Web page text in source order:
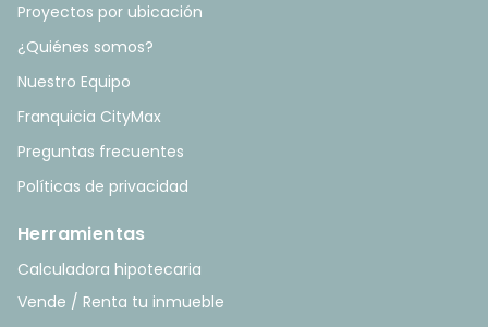
Proyectos por ubicación
¿Quiénes somos?
Nuestro Equipo
Franquicia CityMax
Preguntas frecuentes
Políticas de privacidad
Herramientas
Calculadora hipotecaria
Vende / Renta tu inmueble